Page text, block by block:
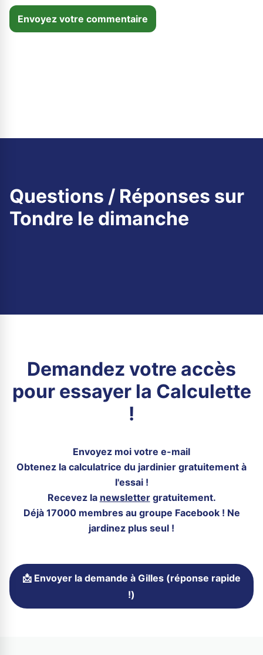
Envoyez votre commentaire
Questions / Réponses sur
Tondre le dimanche
Demandez votre accès
pour essayer la Calculette
!
Envoyez moi votre e-mail
Obtenez la calculatrice du jardinier gratuitement à
l'essai !
Recevez la newslettergratuitement.
Déjà 17000 membres au groupe Facebook ! Ne
jardinez plus seul !
📩 Envoyer la demande à Gilles (réponse rapide
!)